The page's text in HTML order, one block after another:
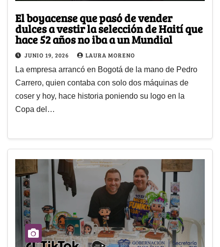
El boyacense que pasó de vender
dulces a vestir la selección de Haití que
hace 52 años no iba a un Mundial
JUNIO 19, 2026 LAURA MORENO
La empresa arrancó en Bogotá de la mano de Pedro
Carrero, quien contaba con solo dos máquinas de
coser y hoy, hace historia poniendo su logo en la
Copa del…